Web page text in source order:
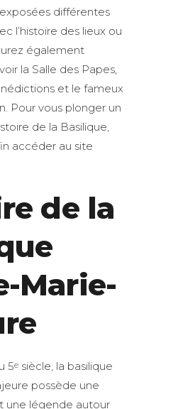
différentes
l’histoire des lieux ou
également
la Salle des Papes,
et le fameux
Pour vous plonger un
de la Basilique,
accéder au site
de la
Marie-
5e siècle, la basilique
possède une
une légende autour